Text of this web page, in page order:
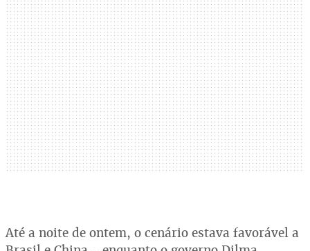
Até a noite de ontem, o cenário estava favorável a